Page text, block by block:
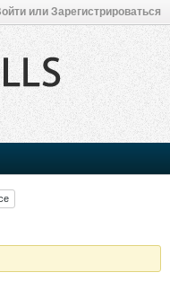
или Зарегистрироваться